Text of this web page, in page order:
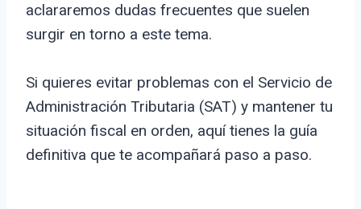
aclararemos dudas frecuentes que suelen
surgir en torno a este tema.
Si quieres evitar problemas con el Servicio de
Administración Tributaria (SAT) y mantener tu
situación fiscal en orden, aquí tienes la guía
definitiva que te acompañará paso a paso.